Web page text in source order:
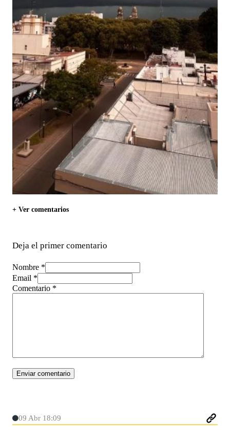
+ Ver comentarios
Deja el primer comentario
Nombre *
Email *
Comentario *
09 Abr 18:09